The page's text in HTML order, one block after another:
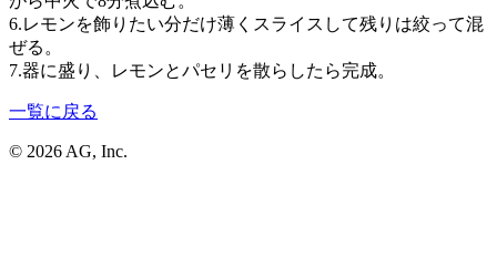
6.レモンを飾りたい分だけ薄くスライスして残りは絞って混
ぜる。
7.器に盛り、レモンとパセリを散らしたら完成。
一覧に戻る
© 2026 AG, Inc.